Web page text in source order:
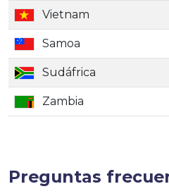
Vietnam
Samoa
Sudáfrica
Zambia
Preguntas